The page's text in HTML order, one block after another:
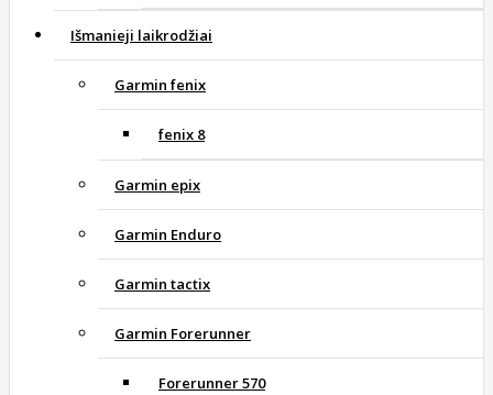
Išmanieji laikrodžiai
Garmin fenix
fenix 8
Garmin epix
Garmin Enduro
Garmin tactix
Garmin Forerunner
Forerunner 570